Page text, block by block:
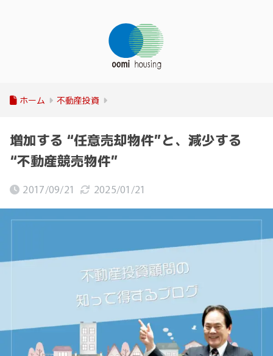
ホーム 不動産投資
増加する “任意売却物件”と、減少する
“不動産競売物件”
2017/09/21 2025/01/21